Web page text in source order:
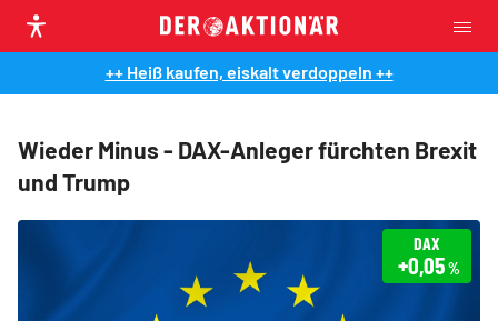
++ Heiß kaufen, eiskalt verdoppeln ++
Wieder Minus - DAX-Anleger fürchten Brexit
und Trump
DAX
+0,05%